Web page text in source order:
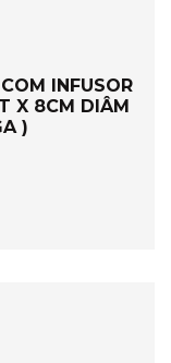
INFUSOR
X 8CM DIÂM
)